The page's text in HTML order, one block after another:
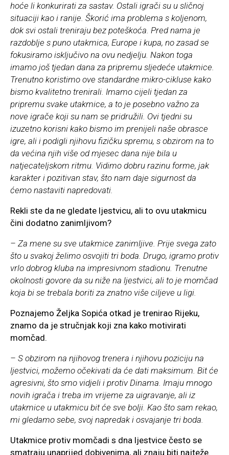
hoće li konkurirati za sastav. Ostali igrači su u sličnoj
situaciji kao i ranije. Škorić ima problema s koljenom,
dok svi ostali treniraju bez poteškoća. Pred nama je
razdoblje s puno utakmica, Europe i kupa, no zasad se
fokusiramo isključivo na ovu nedjelju. Nakon toga
imamo još tjedan dana za pripremu sljedeće utakmice.
Trenutno koristimo ove standardne mikro-cikluse kako
bismo kvalitetno trenirali. Imamo cijeli tjedan za
pripremu svake utakmice, a to je posebno važno za
nove igrače koji su nam se pridružili. Ovi tjedni su
izuzetno korisni kako bismo im prenijeli naše obrasce
igre, ali i podigli njihovu fizičku spremu, s obzirom na to
da većina njih više od mjesec dana nije bila u
natjecateljskom ritmu. Vidimo dobru razinu forme, jak
karakter i pozitivan stav, što nam daje sigurnost da
ćemo nastaviti napredovati.
Rekli ste da ne gledate ljestvicu, ali to ovu utakmicu
čini dodatno zanimljivom?
– Za mene su sve utakmice zanimljive. Prije svega zato
što u svakoj želimo osvojiti tri boda. Drugo, igramo protiv
vrlo dobrog kluba na impresivnom stadionu. Trenutne
okolnosti govore da su niže na ljestvici, ali to je momčad
koja bi se trebala boriti za znatno više ciljeve u ligi.
Poznajemo Željka Sopića otkad je trenirao Rijeku,
znamo da je stručnjak koji zna kako motivirati
momčad.
– S obzirom na njihovog trenera i njihovu poziciju na
ljestvici, možemo očekivati da će dati maksimum. Bit će
agresivni, što smo vidjeli i protiv Dinama. Imaju mnogo
novih igrača i treba im vrijeme za uigravanje, ali iz
utakmice u utakmicu bit će sve bolji. Kao što sam rekao,
mi gledamo sebe, svoj napredak i osvajanje tri boda.
Utakmice protiv momčadi s dna ljestvice često se
smatraju unaprijed dobivenima, ali znaju biti najteže.